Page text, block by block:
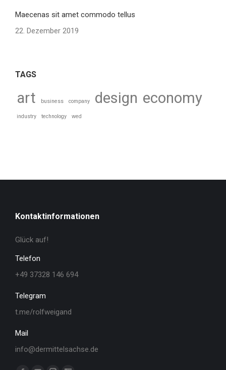
Maecenas sit amet commodo tellus
22. Dezember 2019
TAGS
art business company design economy
industry technology wed
Kontaktinformationen
Glück auf!
Telefon
+49 37328 146 694
Telegram
t.me/rolfweigand
Mail
info@dermittelsachse.de